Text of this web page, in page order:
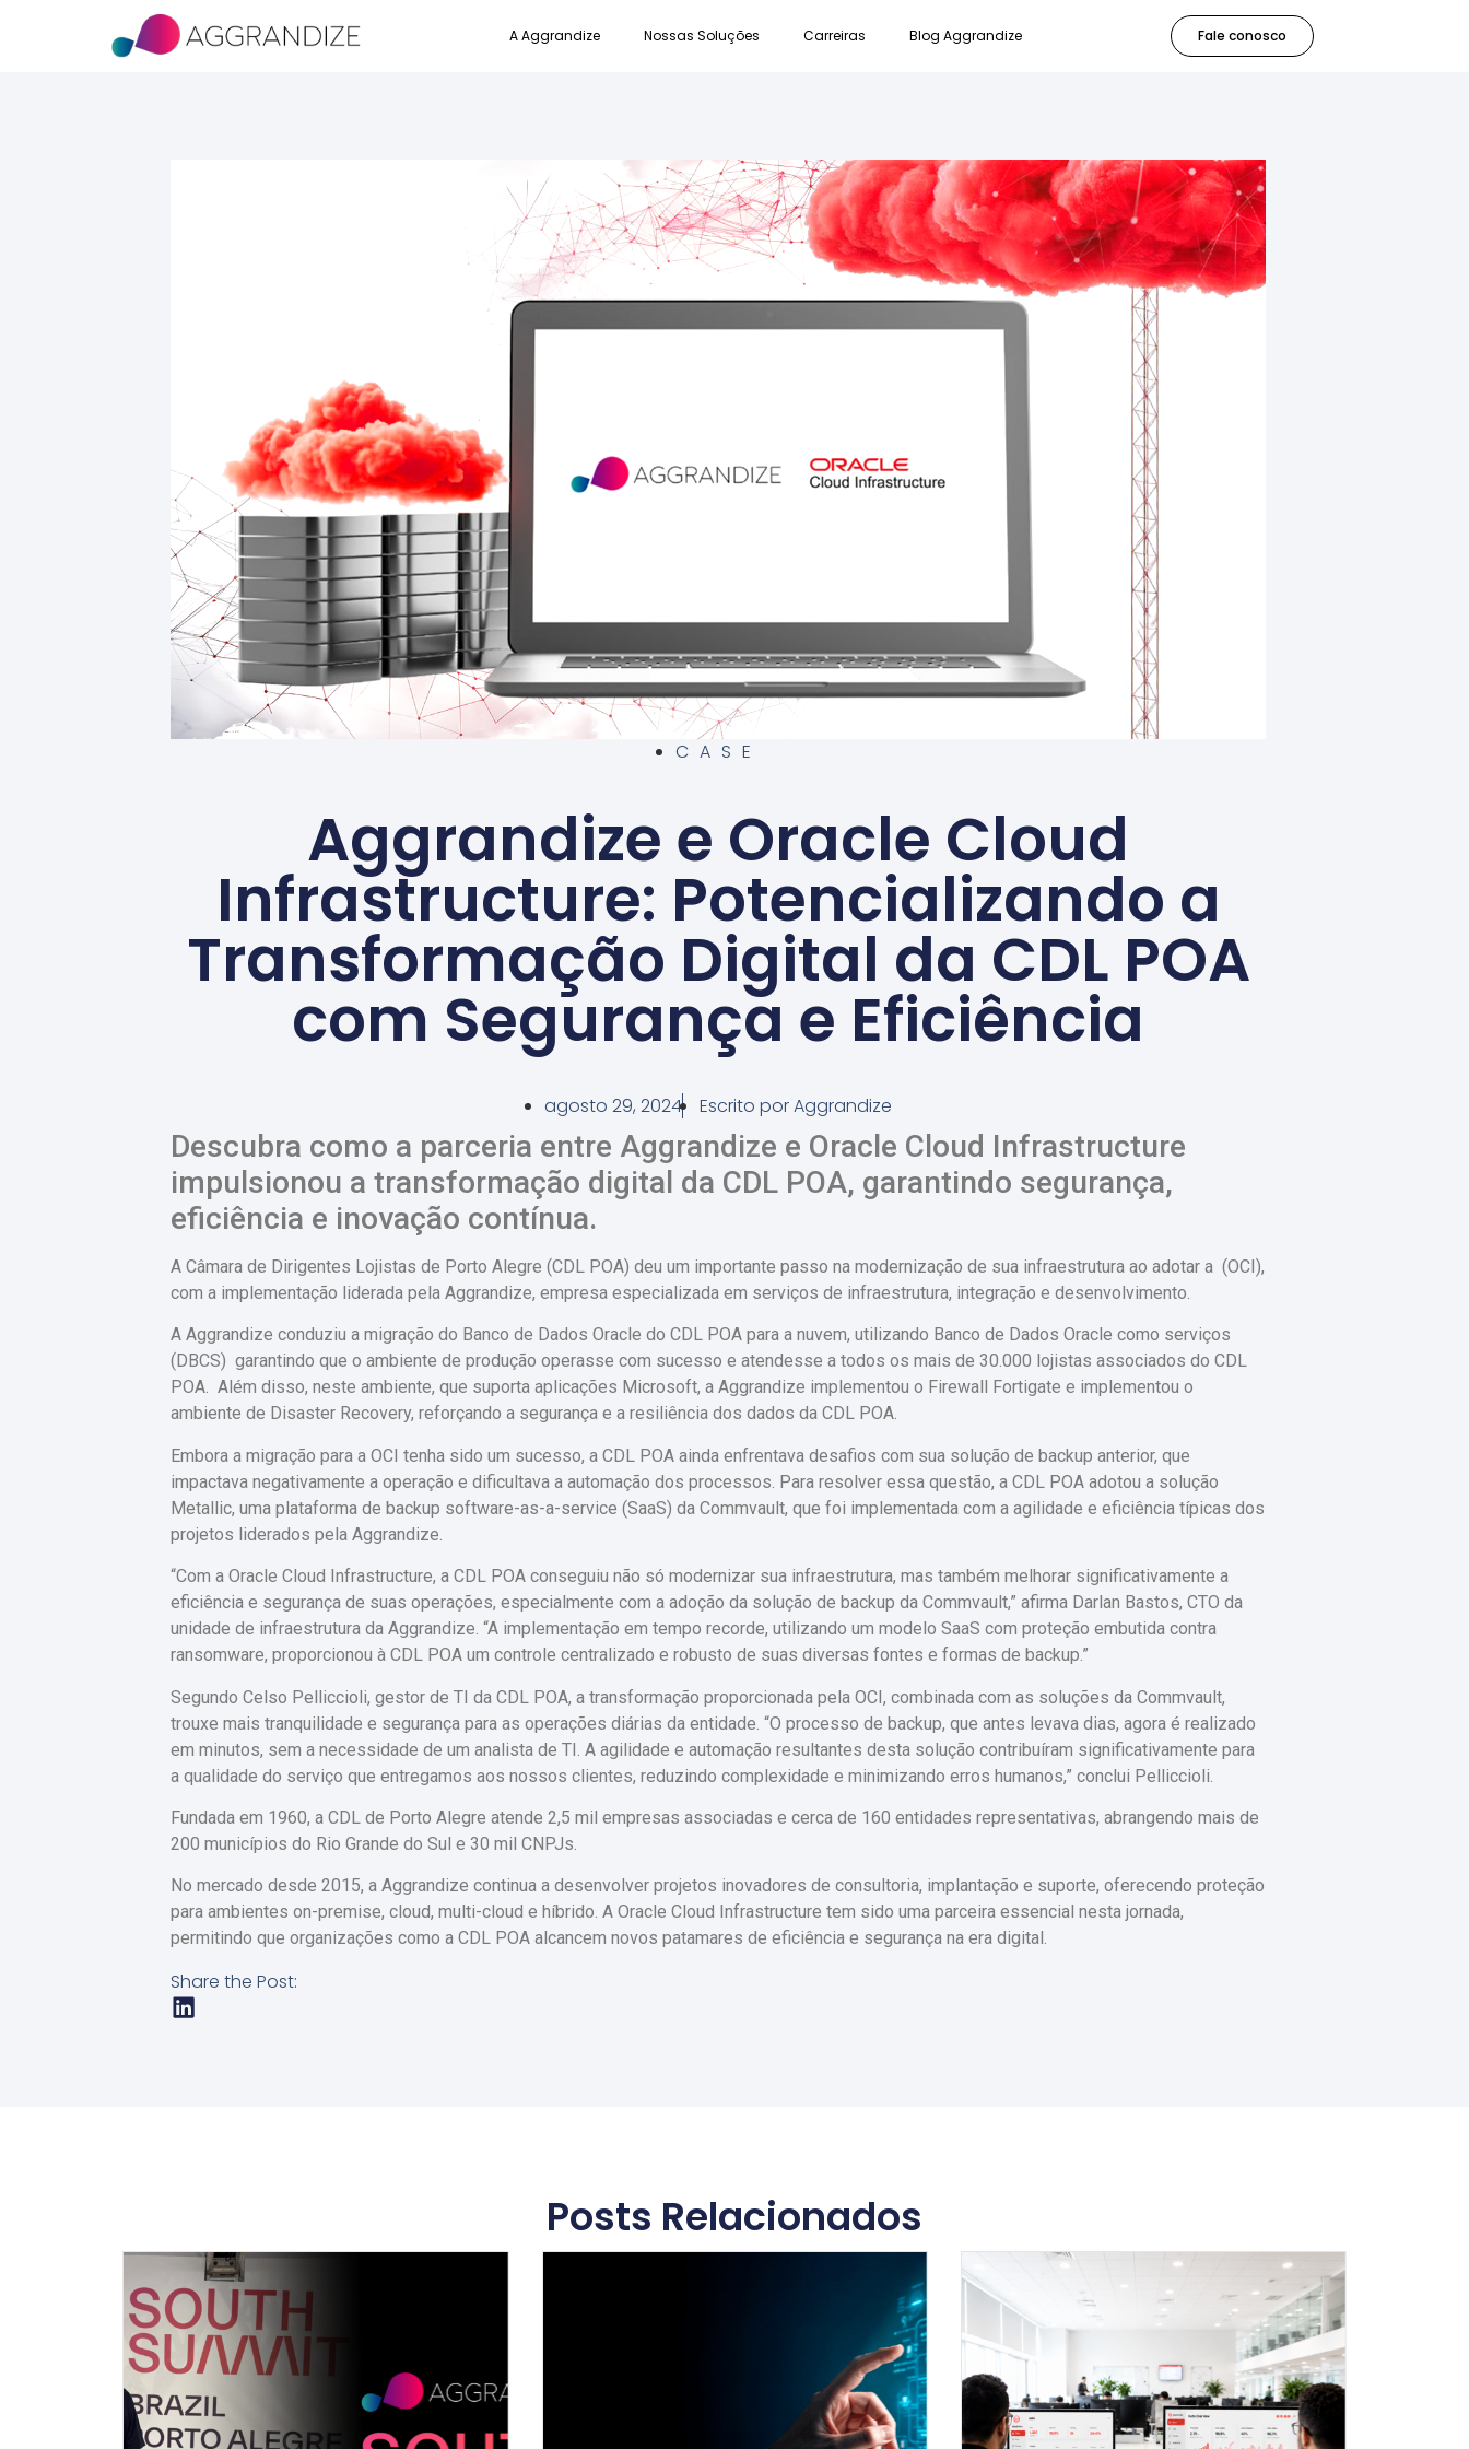
A Aggrandize Nossas Soluções Carreiras Blog Aggrandize Fale conosco
CASE
Aggrandize e Oracle Cloud
Infrastructure: Potencializando a
Transformação Digital da CDL POA
com Segurança e Eficiência
agosto 29, 2024 Escrito porAggrandize
Descubra como a parceria entre Aggrandize e Oracle Cloud Infrastructure
impulsionou a transformação digital da CDL POA, garantindo segurança,
eficiência e inovação contínua.
A Câmara de Dirigentes Lojistas de Porto Alegre (CDL POA) deu um importante passo na modernização de sua infraestrutura ao adotar a (OCI),
com a implementação liderada pela Aggrandize, empresa especializada em serviços de infraestrutura, integração e desenvolvimento.
A Aggrandize conduziu a migração do Banco de Dados Oracle do CDL POA para a nuvem, utilizando Banco de Dados Oracle como serviços
(DBCS) garantindo que o ambiente de produção operasse com sucesso e atendesse a todos os mais de 30.000 lojistas associados do CDL
POA. Além disso, neste ambiente, que suporta aplicações Microsoft, a Aggrandize implementou o Firewall Fortigate e implementou o
ambiente de Disaster Recovery, reforçando a segurança e a resiliência dos dados da CDL POA.
Embora a migração para a OCI tenha sido um sucesso, a CDL POA ainda enfrentava desafios com sua solução de backup anterior, que
impactava negativamente a operação e dificultava a automação dos processos. Para resolver essa questão, a CDL POA adotou a solução
Metallic, uma plataforma de backup software-as-a-service (SaaS) da Commvault, que foi implementada com a agilidade e eficiência típicas dos
projetos liderados pela Aggrandize.
“Com a Oracle Cloud Infrastructure, a CDL POA conseguiu não só modernizar sua infraestrutura, mas também melhorar significativamente a
eficiência e segurança de suas operações, especialmente com a adoção da solução de backup da Commvault,” afirma Darlan Bastos, CTO da
unidade de infraestrutura da Aggrandize. “A implementação em tempo recorde, utilizando um modelo SaaS com proteção embutida contra
ransomware, proporcionou à CDL POA um controle centralizado e robusto de suas diversas fontes e formas de backup.”
Segundo Celso Pelliccioli, gestor de TI da CDL POA, a transformação proporcionada pela OCI, combinada com as soluções da Commvault,
trouxe mais tranquilidade e segurança para as operações diárias da entidade. “O processo de backup, que antes levava dias, agora é realizado
em minutos, sem a necessidade de um analista de TI. A agilidade e automação resultantes desta solução contribuíram significativamente para
a qualidade do serviço que entregamos aos nossos clientes, reduzindo complexidade e minimizando erros humanos,” conclui Pelliccioli.
Fundada em 1960, a CDL de Porto Alegre atende 2,5 mil empresas associadas e cerca de 160 entidades representativas, abrangendo mais de
200 municípios do Rio Grande do Sul e 30 mil CNPJs.
No mercado desde 2015, a Aggrandize continua a desenvolver projetos inovadores de consultoria, implantação e suporte, oferecendo proteção
para ambientes on-premise, cloud, multi-cloud e híbrido. A Oracle Cloud Infrastructure tem sido uma parceira essencial nesta jornada,
permitindo que organizações como a CDL POA alcancem novos patamares de eficiência e segurança na era digital.
Share the Post:
Posts Relacionados